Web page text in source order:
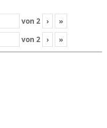
von 2 ›
»
von 2 › »